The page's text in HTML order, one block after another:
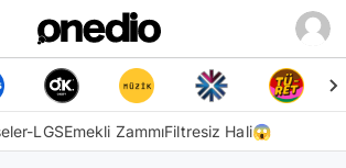
LGSEmekli ZammıFiltresiz Hali😱